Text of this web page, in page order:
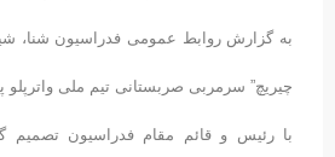
به گزارش روابط عمومی فدراسیون شنا،
چیریچ” سرمربی صربستانی تیم ملی
با رئیس و قائم مقام فدراسیون تصمیم